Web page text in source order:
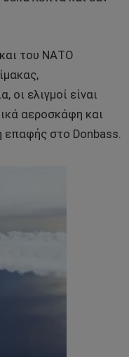
του ΝΑΤΟ
ελιγμοί είναι
αεροσκάφη και
επαφής στο Donbass.